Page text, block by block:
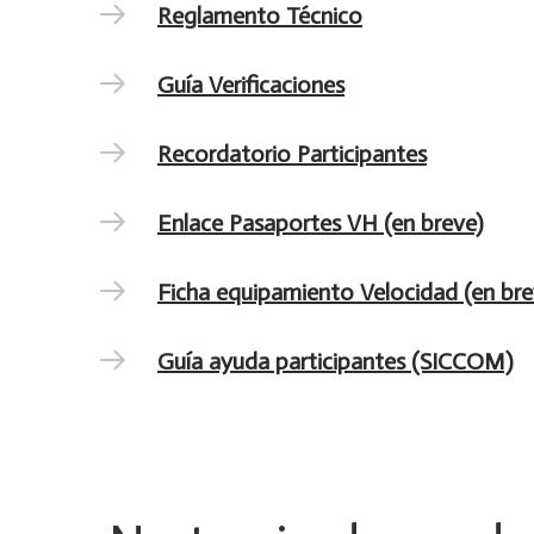
Reglamento Técnico
Guía Verificaciones
Recordatorio Participantes
Enlace Pasaportes VH (en breve)
Ficha equipamiento Velocidad (en
Guía ayuda participantes (SICCOM)